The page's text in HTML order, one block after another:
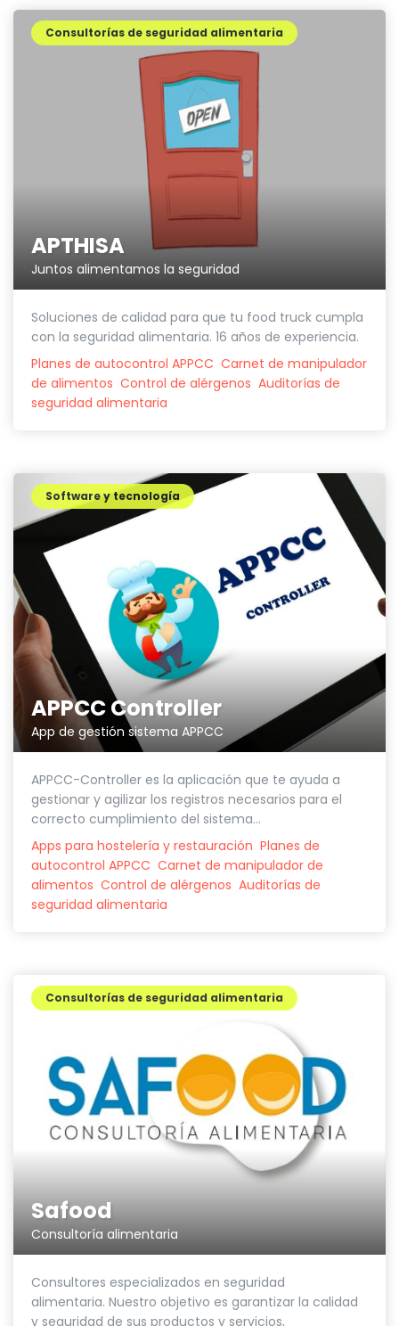
APTHISA
Juntos alimentamos la seguridad
Consultorías de seguridad alimentaria
Soluciones de calidad para que tu food truck cumpla
con la seguridad alimentaria. 16 años de experiencia.
Planes de autocontrol APPCC Carnet de manipulador
de alimentos Control de alérgenos Auditorías de
seguridad alimentaria
APPCC Controller
App de gestión sistema APPCC
Software y tecnología
APPCC-Controller es la aplicación que te ayuda a
gestionar y agilizar los registros necesarios para el
correcto cumplimiento del sistema...
Apps para hostelería y restauración Planes de
autocontrol APPCC Carnet de manipulador de
alimentos Control de alérgenos Auditorías de
seguridad alimentaria
Safood
Consultoría alimentaria
Consultorías de seguridad alimentaria
Consultores especializados en seguridad
alimentaria. Nuestro objetivo es garantizar la calidad
y seguridad de sus productos y servicios,